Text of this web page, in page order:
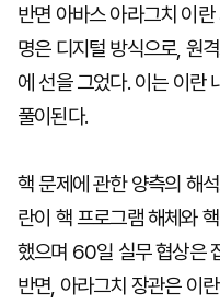
반면 아바스 아라그치 이
명은 디지털 방식으로, 원
에 선을 그었다. 이는 이란
풀이된다.
핵 문제에 관한 양측의 해
란이 핵 프로그램 해체와
했으며 60일 실무 협상은
반면, 아라그치 장관은 이